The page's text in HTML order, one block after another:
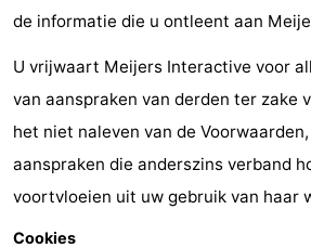
Parkeren
-
Kusttram
Reisboekenwinkel
Nieuws
Medische
adressen
Regio
de informatie die u ontleent aan
U vrijwaart Meijers Interactive voor
van aanspraken van derden ter zake
het niet naleven van de
aanspraken die anderszins verband
voortvloeien uit uw gebruik van haar
Cookies